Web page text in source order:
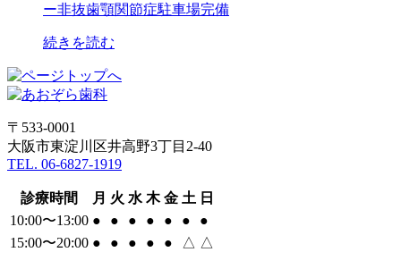
ー非抜歯顎関節症駐車場完備
続きを読む
〒533-0001
大阪市東淀川区井高野3丁目2-40
TEL. 06-6827-1919
診療時間 月 火 水 木 金 土 日
10:00〜13:00 ● ● ● ● ● ●
●
15:00〜20:00 ● ● ● ● ● △ △